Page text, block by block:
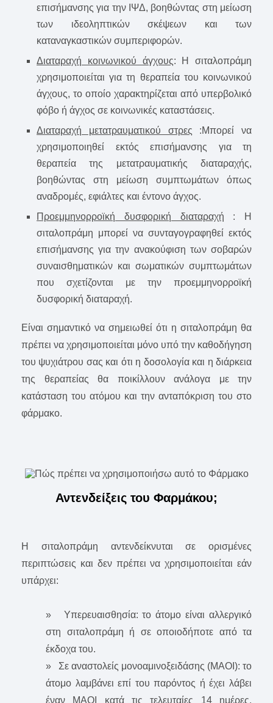
επισήμανσης για την ΙΨΔ, βοηθώντας στη μείωση
των ιδεοληπτικών σκέψεων και των
καταναγκαστικών συμπεριφορών.
Διαταραχή κοινωνικού άγχους: Η σιταλοπράμη
χρησιμοποιείται για τη θεραπεία του κοινωνικού
άγχους, το οποίο χαρακτηρίζεται από υπερβολικό
φόβο ή άγχος σε κοινωνικές καταστάσεις.
Διαταραχή μετατραυματικού στρες :Μπορεί να
χρησιμοποιηθεί εκτός επισήμανσης για τη
θεραπεία της μετατραυματικής διαταραχής,
βοηθώντας στη μείωση συμπτωμάτων όπως
αναδρομές, εφιάλτες και έντονο άγχος.
Προεμμηνορροϊκή δυσφορική διαταραχή : Η
σιταλοπράμη μπορεί να συνταγογραφηθεί εκτός
επισήμανσης για την ανακούφιση των σοβαρών
συναισθηματικών και σωματικών συμπτωμάτων
που σχετίζονται με την προεμμηνορροϊκή
δυσφορική διαταραχή.
Είναι σημαντικό να σημειωθεί ότι η σιταλοπράμη θα
πρέπει να χρησιμοποιείται μόνο υπό την καθοδήγηση
του ψυχιάτρου σας και ότι η δοσολογία και η διάρκεια
της θεραπείας θα ποικίλλουν ανάλογα με την
κατάσταση του ατόμου και την ανταπόκριση του στο
φάρμακο.
Αντενδείξεις του Φαρμάκου;
Η σιταλοπράμη αντενδείκνυται σε ορισμένες
περιπτώσεις και δεν πρέπει να χρησιμοποιείται εάν
υπάρχει:
» Υπερευαισθησία: το άτομο είναι αλλεργικό
στη σιταλοπράμη ή σε οποιοδήποτε από τα
έκδοχα του.
» Σε αναστολείς μονοαμινοξειδάσης (ΜΑΟΙ): το
άτομο λαμβάνει επί του παρόντος ή έχει λάβει
έναν ΜΑΟΙ κατά τις τελευταίες 14 ημέρες,